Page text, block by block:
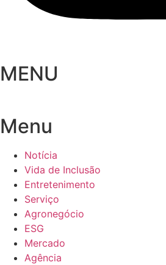
MENU
Menu
Notícia
Vida de Inclusão
Entretenimento
Serviço
Agronegócio
ESG
Mercado
Agência